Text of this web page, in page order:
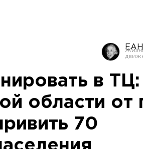
в ТЦ:
области от
70